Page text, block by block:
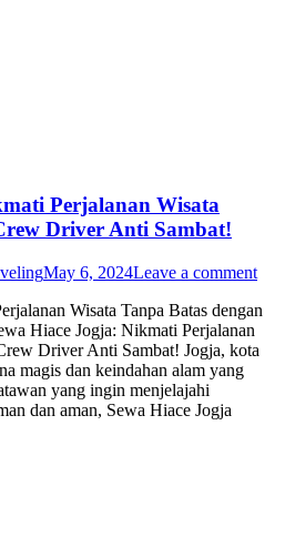
Perjalanan Wisata
Driver Anti Sambat!
May 6, 2024Leave a comment
Wisata Tanpa Batas dengan
Hiace Jogja: Nikmati Perjalanan
Driver Anti Sambat! Jogja, kota
magis dan keindahan alam yang
yang ingin menjelajahi
dan aman, Sewa Hiace Jogja